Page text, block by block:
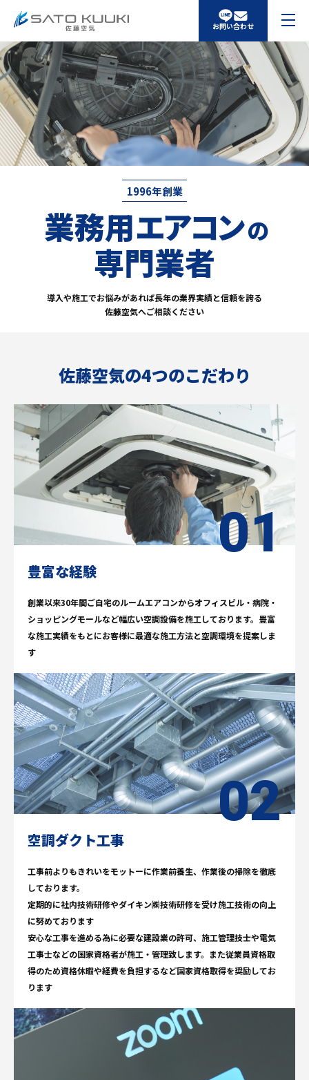
お問い合わせ
1996年創業
業務用エアコンの
専門業者
導入や施工でお悩みがあれば長年の業界実績と信頼を誇る
佐藤空気へご相談ください
佐藤空気の4つのこだわり
豊富な経験
創業以来30年間ご自宅のルームエアコンからオフィスビル・病院・
ショッピングモールなど幅広い空調設備を施工しております。豊富
な施工実績をもとにお客様に最適な施工方法と空調環境を提案しま
す
空調ダクト工事
工事前よりもきれいをモットーに作業前養生、作業後の掃除を徹底
しております。
定期的に社内技術研修やダイキン㈱技術研修を受け施工技術の向上
に努めております
安心な工事を進める為に必要な建設業の許可、施工管理技士や電気
工事士などの国家資格者が施工・管理致します。また従業員資格取
得のため資格休暇や経費を負担するなど国家資格取得を奨励してお
ります